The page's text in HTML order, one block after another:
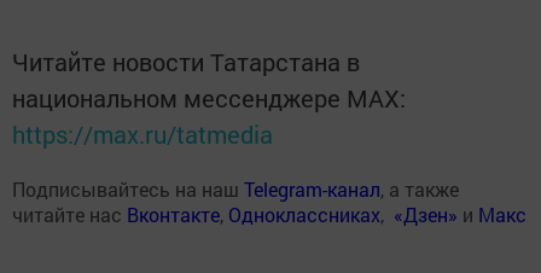
Читайте новости Татарстана в
национальном мессенджере MАХ:
https://max.ru/tatmedia
Подписывайтесь на наш Telegram-канал, а также
читайте нас Вконтакте, Одноклассниках, «Дзен» и Макс